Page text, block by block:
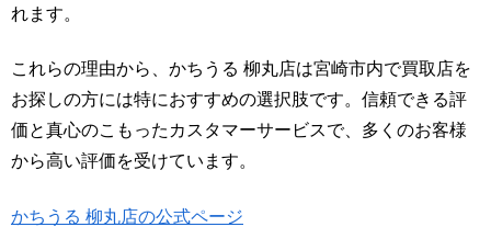
れます。
これらの理由から、かちうる 柳丸店は宮崎市内で買取店を
お探しの方には特におすすめの選択肢です。信頼できる評
価と真心のこもったカスタマーサービスで、多くのお客様
から高い評価を受けています。
かちうる 柳丸店の公式ページ